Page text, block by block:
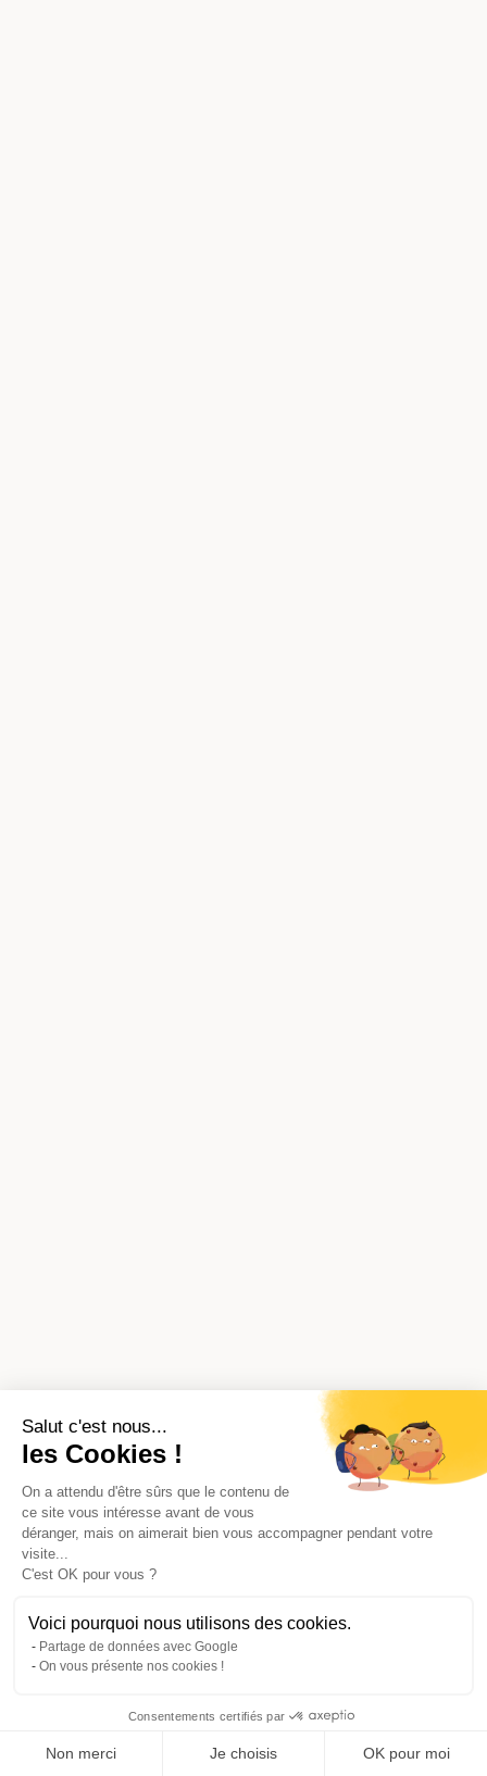
Salut c'est nous...
les Cookies !
On a attendu d'être sûrs que le contenu de
ce site vous intéresse avant de vous
déranger, mais on aimerait bien vous accompagner pendant votre
visite...
C'est OK pour vous ?
Voici pourquoi nous utilisons des cookies.
Partage de données avec Google
On vous présente nos cookies !
Consentements certifiés par
Non merci Je choisis OK pour moi